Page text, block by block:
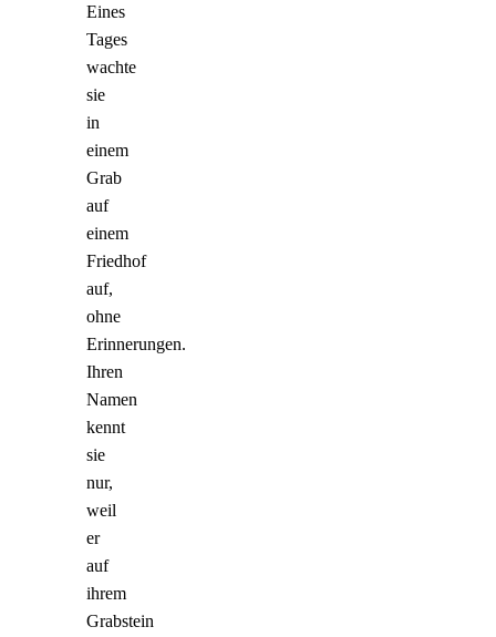
Eines
Tages
wachte
sie
in
einem
Grab
auf
einem
Friedhof
auf,
ohne
Erinnerungen.
Ihren
Namen
kennt
sie
nur,
weil
er
auf
ihrem
Grabstein